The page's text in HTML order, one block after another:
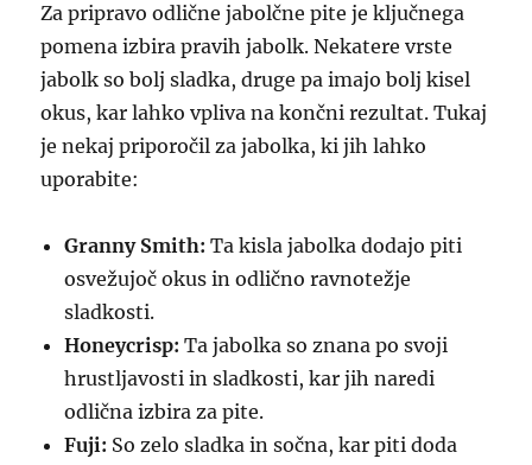
Za pripravo odlične jabolčne pite je ključnega
pomena izbira pravih jabolk. Nekatere vrste
jabolk so bolj sladka, druge pa imajo bolj kisel
okus, kar lahko vpliva na končni rezultat. Tukaj
je nekaj priporočil za jabolka, ki jih lahko
uporabite:
Granny Smith: Ta kisla jabolka dodajo piti
osvežujoč okus in odlično ravnotežje
sladkosti.
Honeycrisp: Ta jabolka so znana po svoji
hrustljavosti in sladkosti, kar jih naredi
odlična izbira za pite.
Fuji: So zelo sladka in sočna, kar piti doda